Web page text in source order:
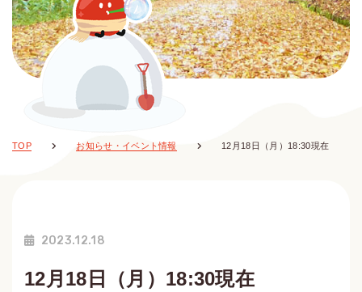
TOP お知らせ・イベント情報 12月18日（月）18:30現在
2023.12.18
12月18日（月）18:30現在